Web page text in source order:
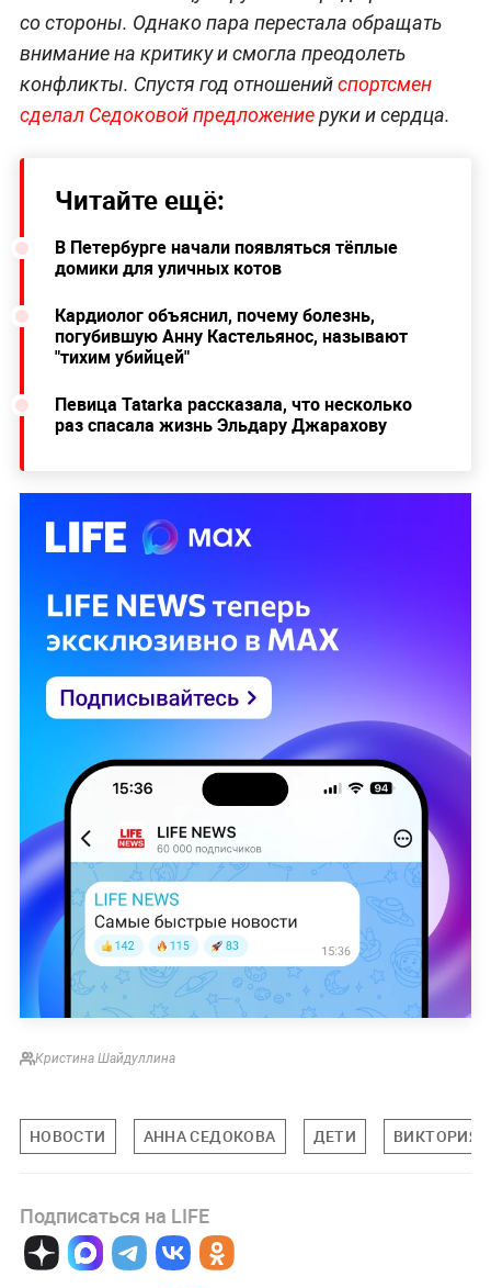
со стороны. Однако пара перестала обращать
внимание на критику и смогла преодолеть
конфликты. Спустя год отношенийспортсмен
сделал Седоковой предложениеруки и сердца.
Читайте ещё:
В Петербурге начали появляться тёплые
домики для уличных котов
Кардиолог объяснил, почему болезнь,
погубившую Анну Кастельянос, называют
"тихим убийцей"
Певица Tatarka рассказала, что несколько
раз спасала жизнь Эльдару Джарахову
Кристина Шайдуллина
НОВОСТИ АННА СЕДОКОВА ДЕТИ ВИКТОРИЯ
Подписаться на LIFE